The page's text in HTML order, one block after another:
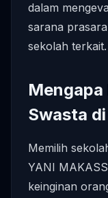
dalam
sarana
sekolah terkait.
Mengapa
Swasta
Memilih
YANI
keinginan